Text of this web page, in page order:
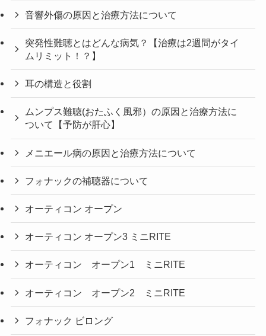
音響外傷の原因と治療方法について
突発性難聴とはどんな病気？【治療は2週間がタイ
ムリミット！？】
耳の構造と役割
ムンプス難聴(おたふく風邪）の原因と治療方法に
ついて【予防が肝心】
メニエール病の原因と治療方法について
フォナックの補聴器について
オーティコン オープン
オーティコン オープン3 ミニRITE
オーティコン オープン1 ミニRITE
オーティコン オープン2 ミニRITE
フォナック ビロング